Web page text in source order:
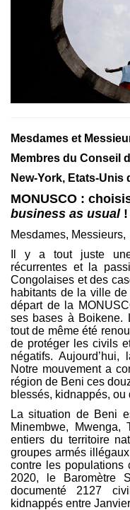
Mesdames et
Membres du Conseil
New-York, Etats-Unis
MONUSCO :
business as usual !
Mesdames, Messieurs,
Il y a tout juste
récurrentes et la
Congolaises et des
habitants de la ville
départ de la
ses bases à Boikene.
tout de même été
de protéger les civils
négatifs.
Notre mouvement a
région de Beni ces
blessés, kidnappés, ou
La situation de Beni
Minembwe,
entiers du territoire
groupes armés
contre les populations
2020, le Baromètre
documenté 2127
kidnappés entre